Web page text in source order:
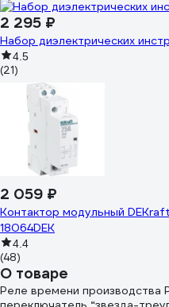
2 295 ₽
Набор диэлектрических
4.5
(21)
2 059 ₽
Контактор модульный
18064DEK
4.4
(48)
О товаре
Реле времени производства